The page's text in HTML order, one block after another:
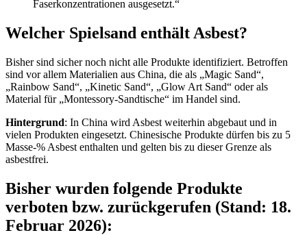
Faserkonzentrationen ausgesetzt.“
Welcher Spielsand enthält Asbest?
Bisher sind sicher noch nicht alle Produkte identifiziert. Betroffen
sind vor allem Materialien aus China, die als „Magic Sand“,
„Rainbow Sand“, „Kinetic Sand“, „Glow Art Sand“ oder als
Material für „Montessory-Sandtische“ im Handel sind.
Hintergrund: In China wird Asbest weiterhin abgebaut und in
vielen Produkten eingesetzt. Chinesische Produkte dürfen bis zu 5
Masse-% Asbest enthalten und gelten bis zu dieser Grenze als
asbestfrei.
Bisher wurden folgende Produkte
verboten bzw. zurückgerufen (Stand: 18.
Februar 2026):